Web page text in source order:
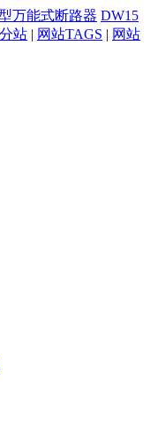
万能式断路器 DW15
站 | 网站TAGS | 网站